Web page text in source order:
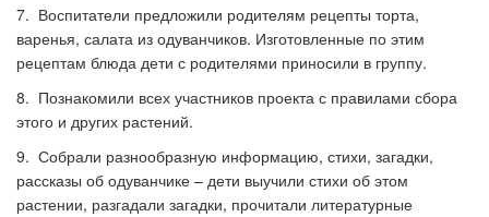
7. Воспитатели предложили родителям рецепты торта,
варенья, салата из одуванчиков. Изготовленные по этим
рецептам блюда дети с родителями приносили в группу.
8. Познакомили всех участников проекта с правилами сбора
этого и других растений.
9. Собрали разнообразную информацию, стихи, загадки,
рассказы об одуванчике – дети выучили стихи об этом
растении, разгадали загадки, прочитали литературные